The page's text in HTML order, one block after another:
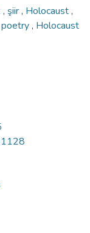
, şiir, Holocaust,
poetry, Holocaust